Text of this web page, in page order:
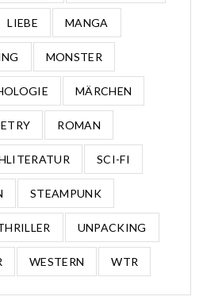
LIEBE MANGA
MONSTER
MÄRCHEN
ROMAN
SCI-FI
STEAMPUNK
UNPACKING
WESTERN WTR